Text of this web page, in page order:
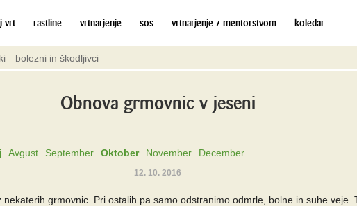
vrt rastline vrtnarjenje sos vrtnarjenje z mentorstvom koledar
bolezni in škodljivci
Obnova grmovnic v jeseni
Avgust September Oktober November December
12. 10. 2016
grmovnic. Pri ostalih pa samo odstranimo odmrle, bolne in suhe veje.